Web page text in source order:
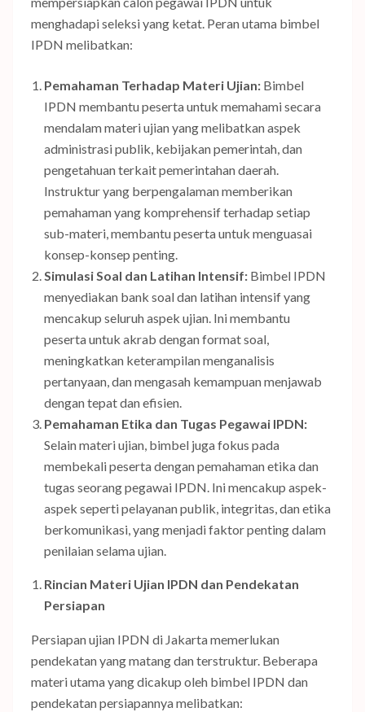
menghadapi seleksi yang ketat. Peran utama bimbel
IPDN melibatkan:
Pemahaman Terhadap Materi Ujian: Bimbel
IPDN membantu peserta untuk memahami secara
mendalam materi ujian yang melibatkan aspek
administrasi publik, kebijakan pemerintah, dan
pengetahuan terkait pemerintahan daerah.
Instruktur yang berpengalaman memberikan
pemahaman yang komprehensif terhadap setiap
sub-materi, membantu peserta untuk menguasai
konsep-konsep penting.
Simulasi Soal dan Latihan Intensif: Bimbel IPDN
menyediakan bank soal dan latihan intensif yang
mencakup seluruh aspek ujian. Ini membantu
peserta untuk akrab dengan format soal,
meningkatkan keterampilan menganalisis
pertanyaan, dan mengasah kemampuan menjawab
dengan tepat dan efisien.
Pemahaman Etika dan Tugas Pegawai IPDN:
Selain materi ujian, bimbel juga fokus pada
membekali peserta dengan pemahaman etika dan
tugas seorang pegawai IPDN. Ini mencakup aspek-
aspek seperti pelayanan publik, integritas, dan etika
berkomunikasi, yang menjadi faktor penting dalam
penilaian selama ujian.
Rincian Materi Ujian IPDN dan Pendekatan
Persiapan
Persiapan ujian IPDN di Jakarta memerlukan
pendekatan yang matang dan terstruktur. Beberapa
materi utama yang dicakup oleh bimbel IPDN dan
pendekatan persiapannya melibatkan: